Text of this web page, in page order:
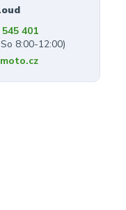
401
8:00-12:00)